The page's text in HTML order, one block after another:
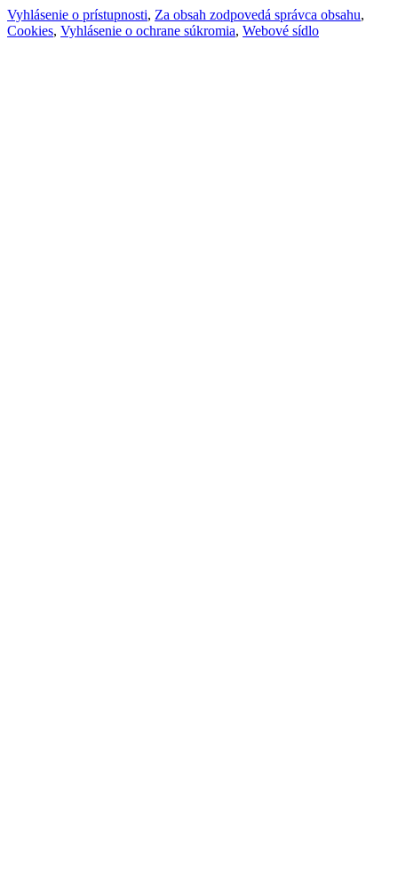
Vyhlásenie o prístupnosti, Za obsah zodpovedá správca obsahu,
Cookies, Vyhlásenie o ochrane súkromia, Webové sídlo